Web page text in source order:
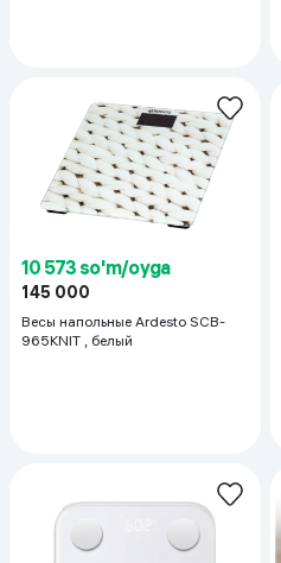
10 573 so'm/oyga
145 000
Весы напольные Ardesto SCB-
965KNIT , белый